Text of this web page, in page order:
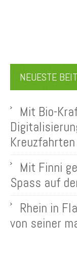
NEUESTE
Mit Bio-
Mit Finni
Spass auf
Rhein in
von seiner